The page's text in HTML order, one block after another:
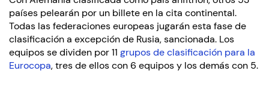
países pelearán por un billete en la cita continental.
Todas las federaciones europeas jugarán esta fase de
clasificación a excepción de Rusia, sancionada. Los
equipos se dividen por 11 grupos de clasificación para la
Eurocopa, tres de ellos con 6 equipos y los demás con 5.